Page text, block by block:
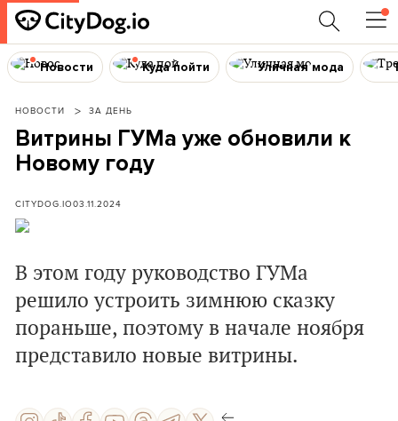
Новости Куда пойти Уличная мода
НОВОСТИ ЗА ДЕНЬ
Витрины ГУМа уже обновили к
Новому году
CITYDOG.IO03.11.2024
В этом году руководство ГУМа
решило устроить зимнюю сказку
пораньше, поэтому в начале ноября
представило новые витрины.